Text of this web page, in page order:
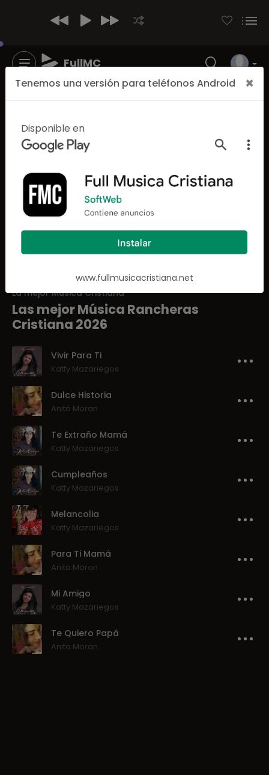
FullMC
Rancheras Cristiana
La mejor Música Cristiana
Las mejor Música Rancheras
Cristiana 2026
Vivir Para Ti
Katty Mazariegos
Dulce Historia
Anita Moran
Te Extraño Mamá
Katty Mazariegos
Cumpleaños
Katty Mazariegos
Melancolia
Katty Mazariegos
Para Ti Mamá
Anita Moran
Mi Amigo
Katty Mazariegos
Te Quiero Papá
Anita Moran
Tenemos una versión para teléfonos Android ×
Disponible en
www.fullmusicacristiana.net